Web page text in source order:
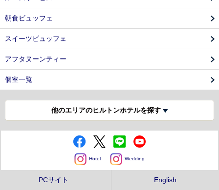
朝食ビュッフェ
スイーツビュッフェ
アフタヌーンティー
個室一覧
他のエリアのヒルトンホテルを探す
Hotel Wedding
PCサイト English